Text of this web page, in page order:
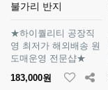
불가리 반지
★하이퀄리티 공장직
영 최저가 해외배송 원
도매운영 전문샵★
183,000원